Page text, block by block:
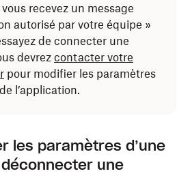
vous recevez un message
autorisé par votre équipe »
de connecter une
devrez contacter votre
pour modifier les paramètres
l’application.
les paramètres d’une
une